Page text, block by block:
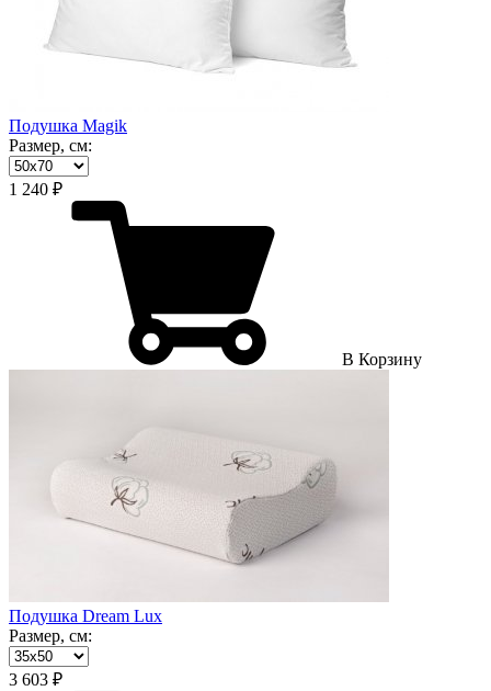
Подушка Magik
Размер, см:
1 240 ₽
В Корзину
Подушка Dream Lux
Размер, см:
3 603 ₽